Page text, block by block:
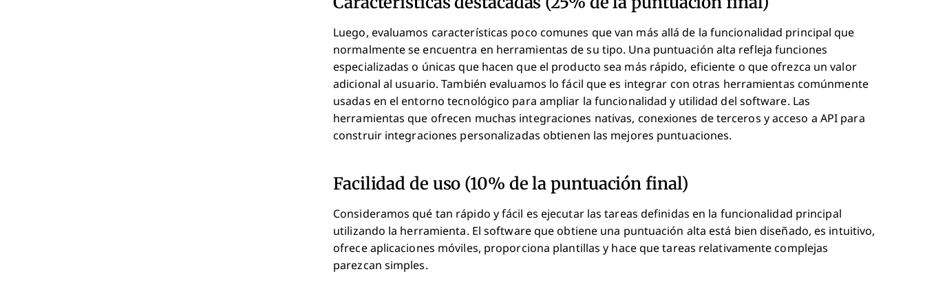
Luego, evaluamos características poco comunes que van más allá de la funcionalidad principal que
normalmente se encuentra en herramientas de su tipo. Una puntuación alta refleja funciones
especializadas o únicas que hacen que el producto sea más rápido, eficiente o que ofrezca un valor
adicional al usuario. También evaluamos lo fácil que es integrar con otras herramientas comúnmente
usadas en el entorno tecnológico para ampliar la funcionalidad y utilidad del software. Las
herramientas que ofrecen muchas integraciones nativas, conexiones de terceros y acceso a API para
construir integraciones personalizadas obtienen las mejores puntuaciones.
Facilidad de uso (10% de la puntuación final)
Consideramos qué tan rápido y fácil es ejecutar las tareas definidas en la funcionalidad principal
utilizando la herramienta. El software que obtiene una puntuación alta está bien diseñado, es intuitivo,
ofrece aplicaciones móviles, proporciona plantillas y hace que tareas relativamente complejas
parezcan simples.